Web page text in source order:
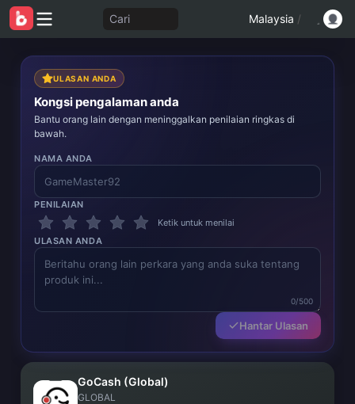
Cari Malaysia /
ULASAN ANDA
Kongsi pengalaman anda
Bantu orang lain dengan meninggalkan penilaian ringkas di
bawah.
NAMA ANDA
PENILAIAN
Ketik untuk menilai
ULASAN ANDA
0/500
Hantar Ulasan
GoCash (Global)
GLOBAL